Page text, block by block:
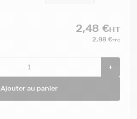
2,48 €HT
2,98 €TTC
+
Ajouter au panier